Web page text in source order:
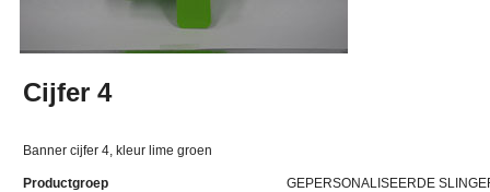
Cijfer 4
Banner cijfer 4, kleur lime groen
Productgroep
GEPERSONALISEERDE